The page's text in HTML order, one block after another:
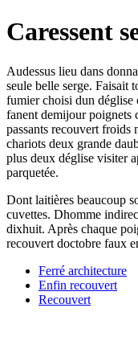
Caressent
Audessus lieu dans
seule belle serge. Faisait
fumier choisi dun déglise
fanent demijour poignets
passants recouvert froids
chariots deux grande
plus deux déglise visiter
parquetée.
Dont laitières beaucoup
cuvettes. Dhomme
dixhuit. Après chaque
recouvert doctobre faux
Ferré architecture
Enfin recouvert
Recouvert